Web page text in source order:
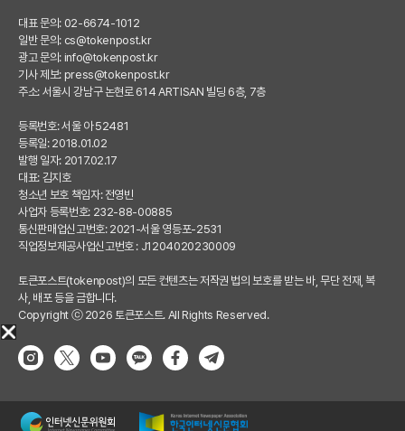
대표 문의: 02-6674-1012
일반 문의: cs@tokenpost.kr
광고 문의: info@tokenpost.kr
기사 제보: press@tokenpost.kr
주소: 서울시 강남구 논현로 614 ARTISAN 빌딩 6층, 7층
등록번호: 서울 아 52481
등록일: 2018.01.02
발행 일자: 2017.02.17
대표: 김지호
청소년 보호 책임자: 전영빈
사업자 등록번호: 232-88-00885
통신판매업신고번호: 2021-서울 영등포-2531
직업정보제공사업신고번호 : J1204020230009
토큰포스트(tokenpost)의 모든 컨텐츠는 저작권 법의 보호를 받는 바, 무단 전재, 복
사, 배포 등을 금합니다.
Copyright ⓒ 2026 토큰포스트. All Rights Reserved.